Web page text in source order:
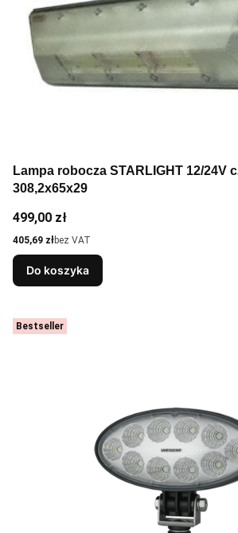
Lampa robocza STARLIGHT 12/24V
308,2x65x29
Cena
499,00 zł
Cena
405,69 złbez VAT
Do koszyka
Bestseller